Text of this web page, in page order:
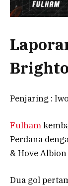
Penjaring :
Fulham
Perdana
& Hove
Dua gol